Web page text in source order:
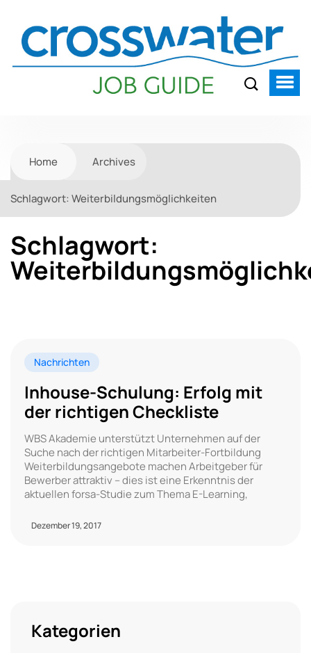
Home Archives
Schlagwort: Weiterbildungsmöglichkeiten
Schlagwort:
Nachrichten
Inhouse-Schulung: Erfolg mit
der richtigen Checkliste
WBS Akademie unterstützt Unternehmen auf der
Suche nach der richtigen Mitarbeiter-Fortbildung
Weiterbildungsangebote machen Arbeitgeber für
Bewerber attraktiv – dies ist eine Erkenntnis der
aktuellen forsa-Studie zum Thema E-Learning,
Dezember 19, 2017
Kategorien